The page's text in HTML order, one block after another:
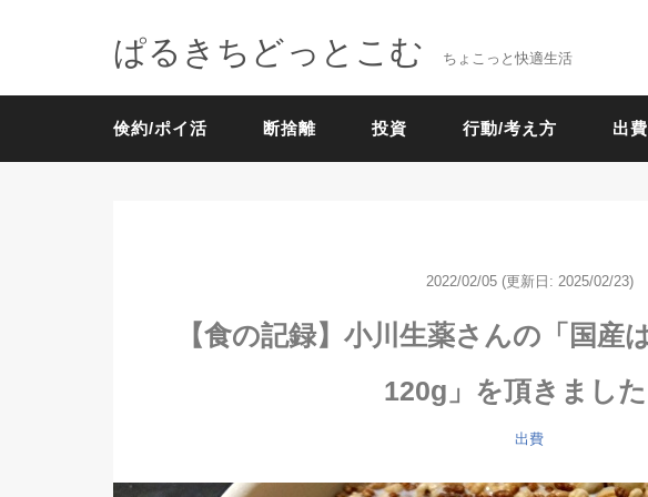
ぱるきちどっとこむ ちょこっと快適生活
倹約/ポイ活 断捨離 投資 行動/考え方 出費
2022/02/05 (更新日: 2025/02/23)
【食の記録】小川生薬さんの「国産
120g」を頂きました
出費